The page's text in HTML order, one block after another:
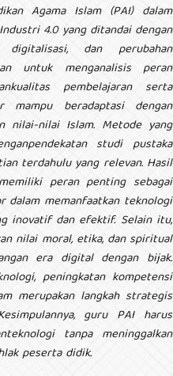
Agama Islam (PAI) dalam
4.0 yang ditandai dengan
dan perubahan
untuk menganalisis peran
pembelajaran serta
beradaptasi dengan
nilai-nilai Islam. Metode yang
studi pustaka
terdahulu yang relevan. Hasil
peran penting sebagai
dalam memanfaatkan teknologi
inovatif dan efektif. Selain itu,
nilai moral, etika, dan spiritual
era digital dengan bijak.
peningkatan kompetensi
merupakan langkah strategis
guru PAI harus
tanpa meninggalkan
peserta didik.